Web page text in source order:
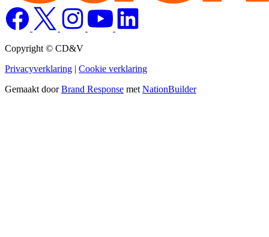
Copyright © CD&V
Privacyverklaring | Cookie verklaring
Gemaakt doorBrand Response met NationBuilder